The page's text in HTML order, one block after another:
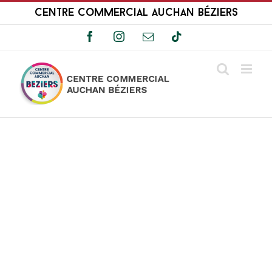
Passer
Centre Commercial Auchan Béziers
FacebookInstagramEmailTiktok